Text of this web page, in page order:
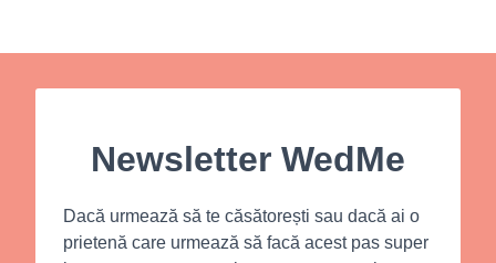
Newsletter WedMe
Dacă urmează să te căsătorești sau dacă ai o
prietenă care urmează să facă acest pas super